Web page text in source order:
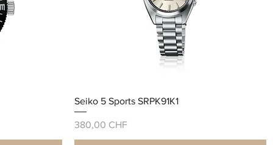
Seiko 5 Sports SRPK91K1
Prix
380,00 CHF